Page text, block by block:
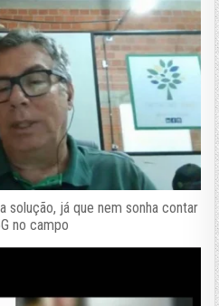
solução, já que nem sonha contar
no campo